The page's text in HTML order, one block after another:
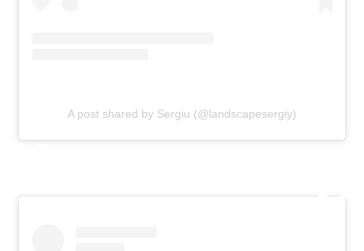
A post shared by Sergiu (@landscapesergiy)